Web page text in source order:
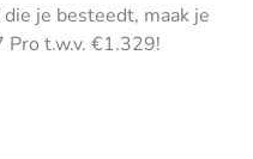
je besteedt, maak je
Pro t.w.v. €1.329!